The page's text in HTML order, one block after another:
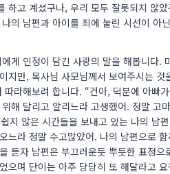
하고 계셨구나, 우리 모두 잘못되지 않
의 남편과 아이를 죄에 눌린 시선이 아
게 인정이 담긴 사랑의 말을 해봅니다.
지만, 목사님 사모님께서 보여주시는
라해보려 합니다. “건아, 덕분에 아빠
해 달리고 알리느라 고생했어. 정말 고
지 않은 시간들을 보내고 있는 나의 남
느라 정말 수고많았어. 나의 남편으로
듣자 남편은 부끄러운듯 뿌듯한 표정
으며 단이는 아주 당당히 또 해달라고